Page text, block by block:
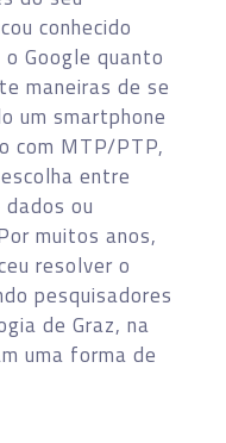
conhecido
Google quanto
maneiras de se
um smartphone
com MTP/PTP,
entre
ou
muitos anos,
resolver o
pesquisadores
de Graz, na
uma forma de